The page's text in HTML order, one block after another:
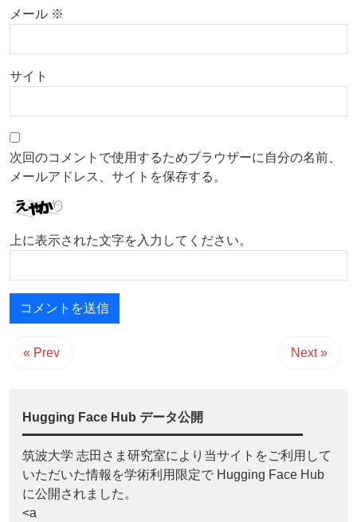
メール ※
サイト
次回のコメントで使用するためブラウザーに自分の名前、
メールアドレス、サイトを保存する。
上に表示された文字を入力してください。
« Prev Next »
Hugging Face Hub データ公開
筑波大学 志田さま研究室により当サイトをご利用して
いただいた情報を学術利用限定で Hugging Face Hub
に公開されました。
<a